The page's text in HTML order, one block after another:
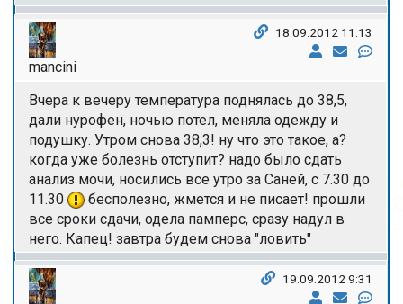
mancini
18.09.2012 11:13
Вчера к вечеру температура поднялась до 38,5,
дали нурофен, ночью потел, меняла одежду и
подушку. Утром снова 38,3! ну что это такое, а?
когда уже болезнь отступит? надо было сдать
анализ мочи, носились все утро за Саней, с 7.30 до
11.30
бесполезно, жмется и не писает! прошли
все сроки сдачи, одела памперс, сразу надул в
него. Капец! завтра будем снова "ловить"
19.09.2012 9:31